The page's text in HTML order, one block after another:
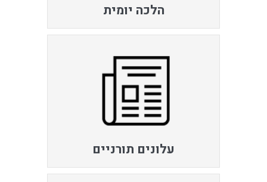
הלכה יומית
עלונים תורניים